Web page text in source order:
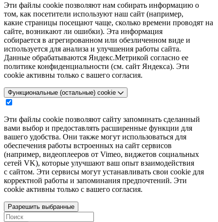
Эти файлы cookie позволяют нам собирать информацию о
том, как посетители используют наш сайт (например,
какие страницы посещают чаще, сколько времени проводят на
сайте, возникают ли ошибки). Эта информация
собирается в агрегированном или обезличенном виде и
используется для анализа и улучшения работы сайта.
Данные обрабатываются Яндекс.Метрикой согласно ее
политике конфиденциальности (см. сайт Яндекса). Эти
cookie активны только с вашего согласия.
Функциональные (остальные) cookie
Эти файлы cookie позволяют сайту запоминать сделанный
вами выбор и предоставлять расширенные функции для
вашего удобства. Они также могут использоваться для
обеспечения работы встроенных на сайт сервисов
(например, видеоплееров от Vimeo, виджетов социальных
сетей VK), которые улучшают ваш опыт взаимодействия
с сайтом. Эти сервисы могут устанавливать свои cookie для
корректной работы и запоминания предпочтений. Эти
cookie активны только с вашего согласия.
Разрешить выбранные